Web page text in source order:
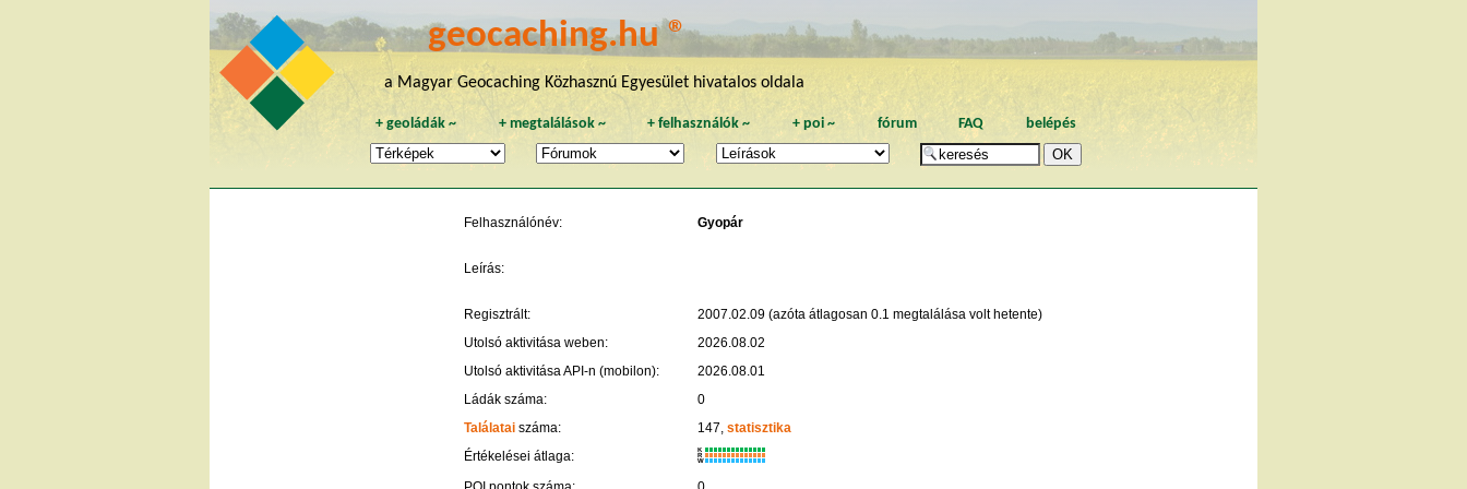
geocaching.hu ®
a Magyar Geocaching Közhasznú Egyesület hivatalos oldala
+geoládák ~ + megtalálások~ +felhasználók ~ + poi~ fórum FAQ belépés
Felhasználónév: Gyopár
Leírás:
Regisztrált:
2007.02.09 (azóta átlagosan 0.1 megtalálása volt hetente)
Utolsó aktivitása weben:
2026.08.02
Utolsó aktivitása API-n (mobilon):
2026.08.01
Ládák száma:
0
Találatai száma: 147, statisztika
Értékelései átlaga:
K
R
W